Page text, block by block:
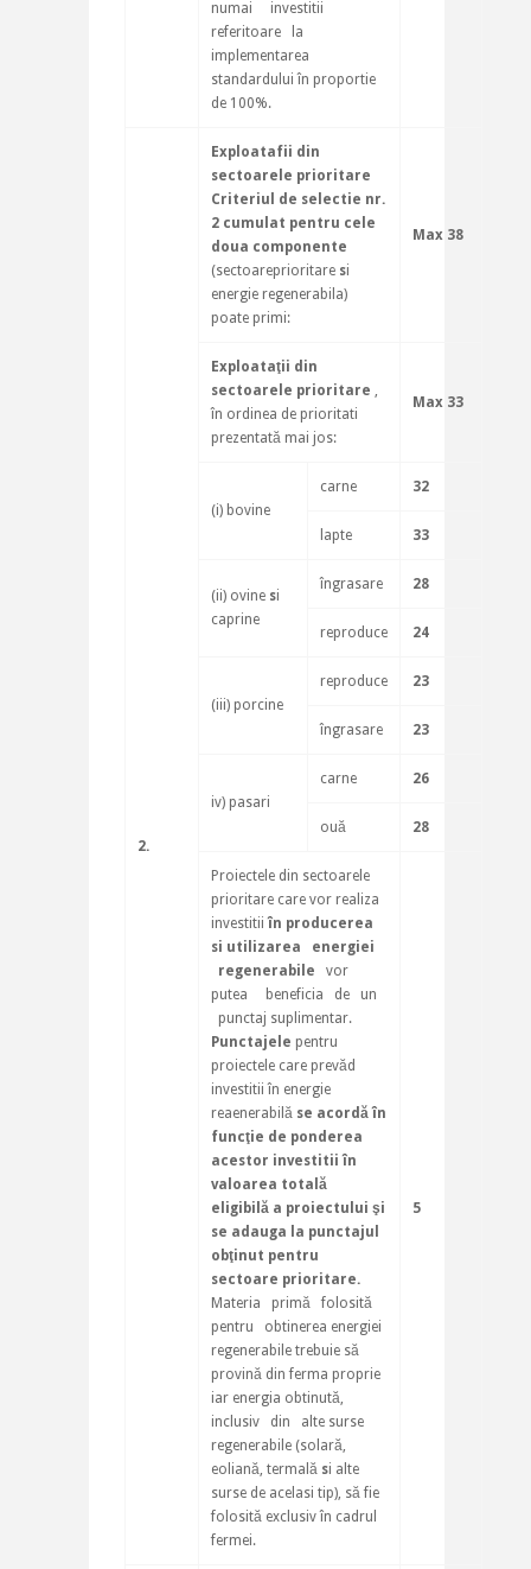
numai investitii
referitoare la
implementarea
standardului în proportie
de 100%.
2.
Exploatafii din
sectoarele prioritare
Criteriul de selectie nr.
2 cumulat pentru cele
doua componente
(sectoareprioritare si
energie regenerabila)
poate primi:
Max 38
Exploataţii din
sectoarele prioritare ,
în ordinea de prioritati
prezentată mai jos:
Max 33
(i) bovine
carne 32
lapte 33
(ii) ovine si
caprine
îngrasare 28
reproduce 24
(iii) porcine
reproduce 23
îngrasare 23
iv) pasari
carne 26
ouă 28
Proiectele din sectoarele
prioritare care vor realiza
investitiiîn producerea
si utilizarea energiei
regenerabile vor
putea beneficia de un
punctaj suplimentar.
Punctajele pentru
proiectele care prevăd
investitii în energie
reaenerabilă se acordă în
funcţie de ponderea
acestor investitii în
valoarea totală
eligibilă a proiectului şi
se adauga la punctajul
obţinut pentru
sectoare prioritare.
Materia primă folosită
pentru obtinerea energiei
regenerabile trebuie să
provină din ferma proprie
iar energia obtinută,
inclusiv din alte surse
regenerabile (solară,
eoliană, termală si alte
surse de acelasi tip), să fie
folosită exclusiv în cadrul
fermei.
5